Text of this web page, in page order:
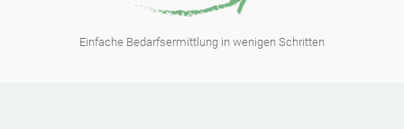
Einfache Bedarfsermittlung in wenigen Schritten